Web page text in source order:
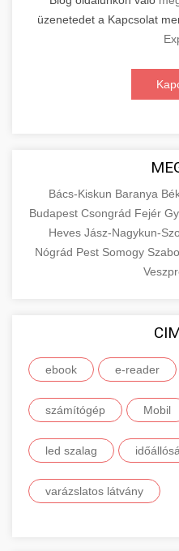
üzenetedet a Kapcsolat
Bács-Kiskun Baranya
Budapest Csongrád Fejér
Heves Jász-Nagykun-
Nógrád Pest Somogy
ebook e-reader
számítógép Mobil
led szalag
varázslatos látvány